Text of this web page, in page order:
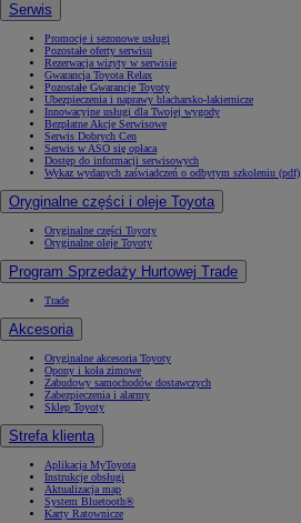
Serwis
Promocje i sezonowe usługi
Pozostałe oferty serwisu
Rezerwacja wizyty w serwisie
Gwarancja Toyota Relax
Pozostałe Gwarancje Toyoty
Ubezpieczenia i naprawy blacharsko-lakiernicze
Innowacyjne usługi dla Twojej wygody
Bezpłatne Akcje Serwisowe
Serwis Dobrych Cen
Serwis w ASO się opłaca
Dostęp do informacji serwisowych
Wykaz wydanych zaświadczeń o odbytym szkoleniu (pdf)
Oryginalne części i oleje Toyota
Oryginalne części Toyoty
Oryginalne oleje Toyoty
Program Sprzedaży Hurtowej Trade
Trade
Akcesoria
Oryginalne akcesoria Toyoty
Opony i koła zimowe
Zabudowy samochodów dostawczych
Zabezpieczenia i alarmy
Sklep Toyoty
Strefa klienta
Aplikacja MyToyota
Instrukcje obsługi
Aktualizacja map
System Bluetooth®
Karty Ratownicze